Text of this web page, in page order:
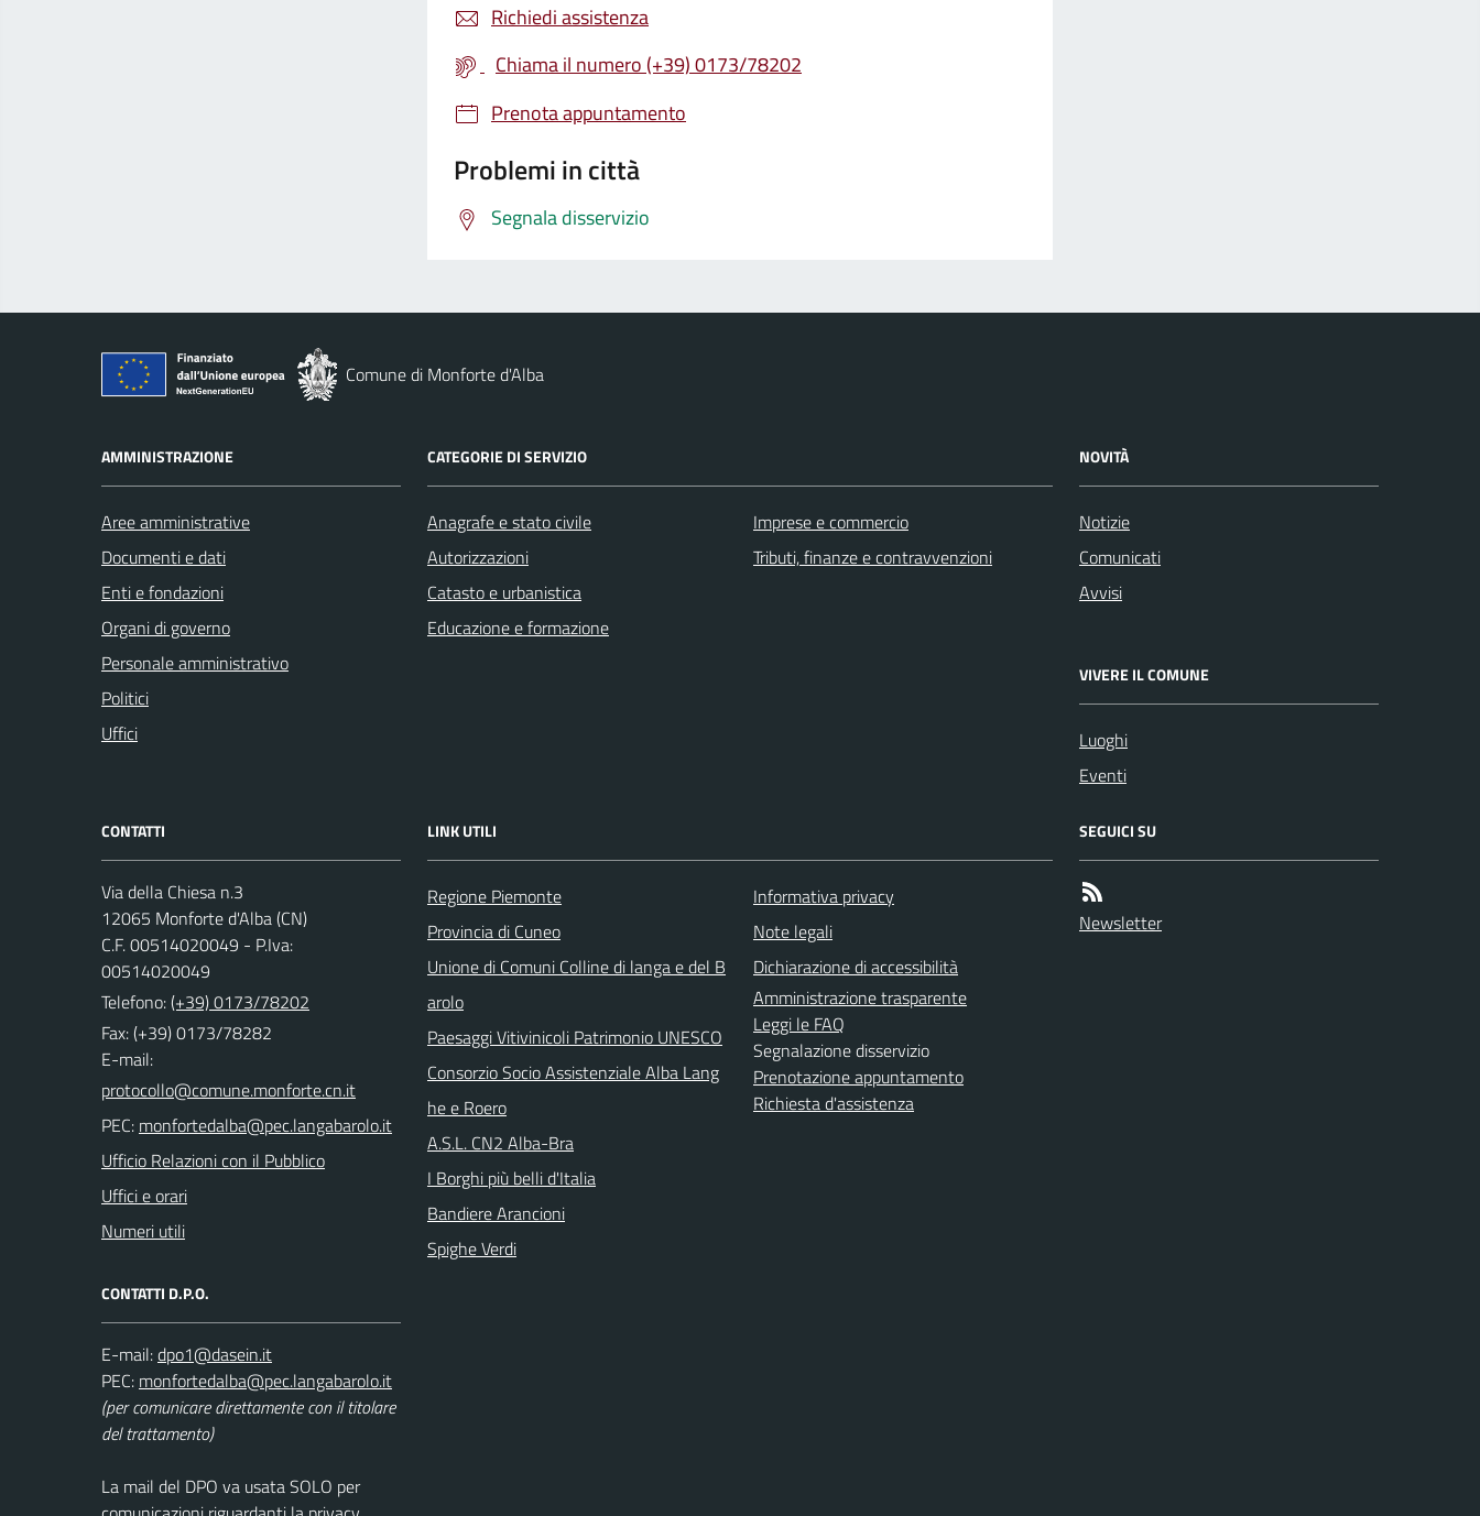
Richiedi assistenza
Chiama il numero (+39) 0173/78202
Prenota appuntamento
Problemi in città
Segnala disservizio
Comune di Monforte d'Alba
AMMINISTRAZIONE
Aree amministrative
Documenti e dati
Enti e fondazioni
Organi di governo
Personale amministrativo
Politici
Uffici
CATEGORIE DI SERVIZIO
Anagrafe e stato civile
Autorizzazioni
Catasto e urbanistica
Educazione e formazione
Imprese e commercio
Tributi, finanze e contravvenzioni
NOVITÀ
Notizie
Comunicati
Avvisi
VIVERE IL COMUNE
Luoghi
Eventi
CONTATTI
Via della Chiesa n.3
12065 Monforte d'Alba (CN)
C.F. 00514020049 - P.Iva:
00514020049
Telefono:(+39) 0173/78202
Fax: (+39) 0173/78282
E-mail:
PEC:
Ufficio Relazioni con il Pubblico
Uffici e orari
Numeri utili
CONTATTI D.P.O.
E-mail:
PEC:
(per comunicare direttamente con il titolare
del trattamento)
La mail del DPO va usata SOLO per
LINK UTILI
Regione Piemonte
Provincia di Cuneo
Unione di Comuni Colline di langa e del B
arolo
Paesaggi Vitivinicoli Patrimonio UNESCO
Consorzio Socio Assistenziale Alba Lang
he e Roero
A.S.L. CN2 Alba-Bra
I Borghi più belli d'Italia
Bandiere Arancioni
Spighe Verdi
Informativa privacy
Note legali
Dichiarazione di accessibilità
Amministrazione trasparente
Leggi le FAQ
Segnalazione disservizio
Prenotazione appuntamento
Richiesta d'assistenza
SEGUICI SU
Newsletter